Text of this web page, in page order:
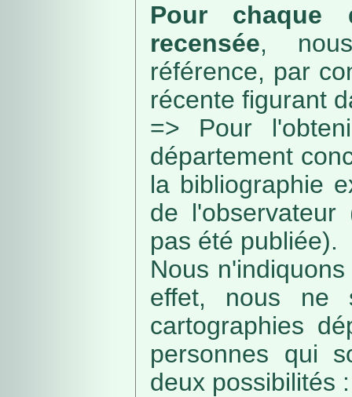
Pour chaque
recensée,
référence, par
récente figurant
=> Pour
département
la bibliographie
de
pas été publiée).
Nous
effet, nous ne
cartographies
personnes qui
deux possibilités :